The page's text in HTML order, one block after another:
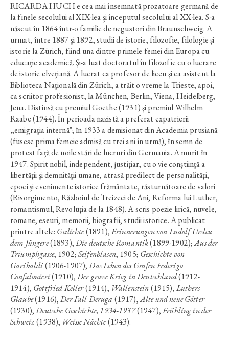
RICARDA HUCH e cea mai însemnată prozatoare germană de
la finele secolului al XIX-lea şi începutul secolului al XX-lea. S-a
născut în 1864 într-o familie de negustori din Braunschweig. A
urmat, între 1887 şi 1892, studii de istorie, filozofie, filologie şi
istorie la Zürich, fiind una dintre primele femei din Europa cu
educaţie academică. Şi-a luat doctoratul în filozofie cu o lucrare
de istorie elveţiană. A lucrat ca profesor de liceu şi ca asistent la
Biblioteca Naţională din Zürich, a trăit o vreme la Trieste, apoi,
ca scriitor profesionist, la München, Berlin, Viena, Heidelberg,
Jena. Distinsă cu premiul Goethe (1931) şi premiul Wilhelm
Raabe (1944). În perioada nazistă a preferat expatrierii
„emigraţia internă"; în 1933 a demisionat din Academia prusiană
(fusese prima femeie admisă cu trei ani în urmă), în semn de
protest faţă de noile stări de lucruri din Germania. A murit în
1947. Spirit nobil, independent, justiţiar, cu o vie conştiinţă a
libertăţii şi demnităţii umane, atrasă predilect de personalităţi,
epoci şi evenimente istorice frământate, răsturnătoare de valori
(Risorgimento, Războiul de Treizeci de Ani, Reforma lui Luther,
romantismul, Revoluţia de la 1848). A scris poezie lirică, nuvele,
romane, eseuri, memorii, biografii, studii istorice. A publicat
printre altele: Gedichte(1891),Erinnerungen von Ludolf Ursleu
dem Jüngere(1893),Die deutsche Romantik(1899-1902);Aus der
Triumphgasse, 1902;Seifenblasen, 1905; Geschichte von
Garibaldi(1906-1907);Das Leben des Grafen Federigo
Confalonieri(1910),Der grosse Krieg in Deutschland(1912-
1914), Gottfried Keller(1914), Wallenstein(1915),Luthers
Glaube(1916),Der Fall Deruga (1917),Alte und neue Götter
(1930),Deutsche Geschichte, 1934-1937(1947),Frühling in der
Schweiz(1938), Weisse Nächte(1943).